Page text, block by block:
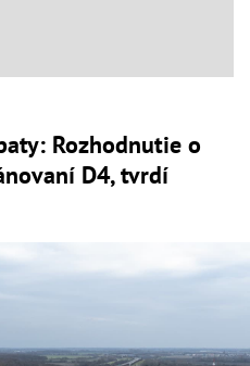
Rozhodnutie o
D4, tvrdí